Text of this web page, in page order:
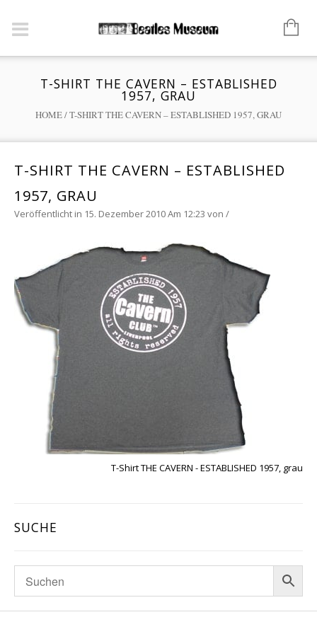
T-SHIRT THE CAVERN – ESTABLISHED
1957, GRAU
HOME/T-SHIRT THE CAVERN – ESTABLISHED 1957, GRAU
T-SHIRT THE CAVERN – ESTABLISHED
1957, GRAU
Veröffentlicht in 15. Dezember 2010 Am 12:23 von /
T-Shirt THE CAVERN - ESTABLISHED 1957, grau
SUCHE